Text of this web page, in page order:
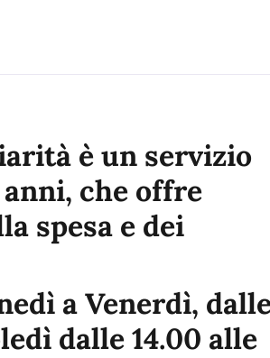
è un servizio
che offre
spesa e dei
a Venerdì,
dalle 14.00 alle